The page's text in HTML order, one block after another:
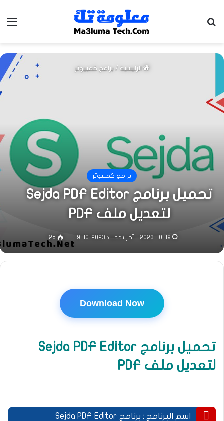
الرئيسية / برامج كمبيوتر
برامج كمبيوتر
تحميل برنامج Sejda PDF Editor
لتعديل ملف PDF
2023-10-19 آخر تحديث: 2023-10-19 125
Download Now
تحميل برنامج Sejda PDF Editor
لتعديل ملف PDF
اسم البرنامج : برنامج Sejda PDF Editor